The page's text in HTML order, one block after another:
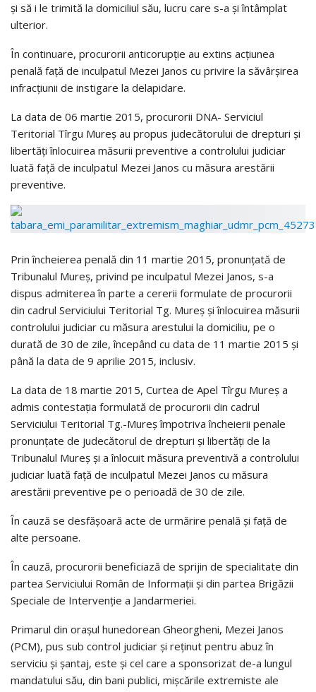
și să i le trimită la domiciliul său, lucru care s-a și întâmplat
ulterior.
În continuare, procurorii anticorupție au extins acțiunea
penală față de inculpatul Mezei Janos cu privire la săvârșirea
infracțiunii de instigare la delapidare.
La data de 06 martie 2015, procurorii DNA- Serviciul
Teritorial Tîrgu Mureș au propus judecătorului de drepturi și
libertăți înlocuirea măsurii preventive a controlului judiciar
luată față de inculpatul Mezei Janos cu măsura arestării
preventive.
Prin încheierea penală din 11 martie 2015, pronunțată de
Tribunalul Mureș, privind pe inculpatul Mezei Janos, s-a
dispus admiterea în parte a cererii formulate de procurorii
din cadrul Serviciului Teritorial Tg. Mureș și înlocuirea măsurii
controlului judiciar cu măsura arestului la domiciliu, pe o
durată de 30 de zile, începând cu data de 11 martie 2015 și
până la data de 9 aprilie 2015, inclusiv.
La data de 18 martie 2015, Curtea de Apel Tîrgu Mureș a
admis contestația formulată de procurorii din cadrul
Serviciului Teritorial Tg.-Mureș împotriva încheierii penale
pronunțate de judecătorul de drepturi și libertăți de la
Tribunalul Mureș și a înlocuit măsura preventivă a controlului
judiciar luată față de inculpatul Mezei Janos cu măsura
arestării preventive pe o perioadă de 30 de zile.
În cauză se desfășoară acte de urmărire penală și față de
alte persoane.
În cauză, procurorii beneficiază de sprijin de specialitate din
partea Serviciului Român de Informații și din partea Brigăzii
Speciale de Intervenție a Jandarmeriei.
Primarul din oraşul hunedorean Gheorgheni, Mezei Janos
(PCM), pus sub control judiciar şi reţinut pentru abuz în
serviciu şi şantaj, este şi cel care a sponsorizat de-a lungul
mandatului său, din bani publici, mişcările extremiste ale